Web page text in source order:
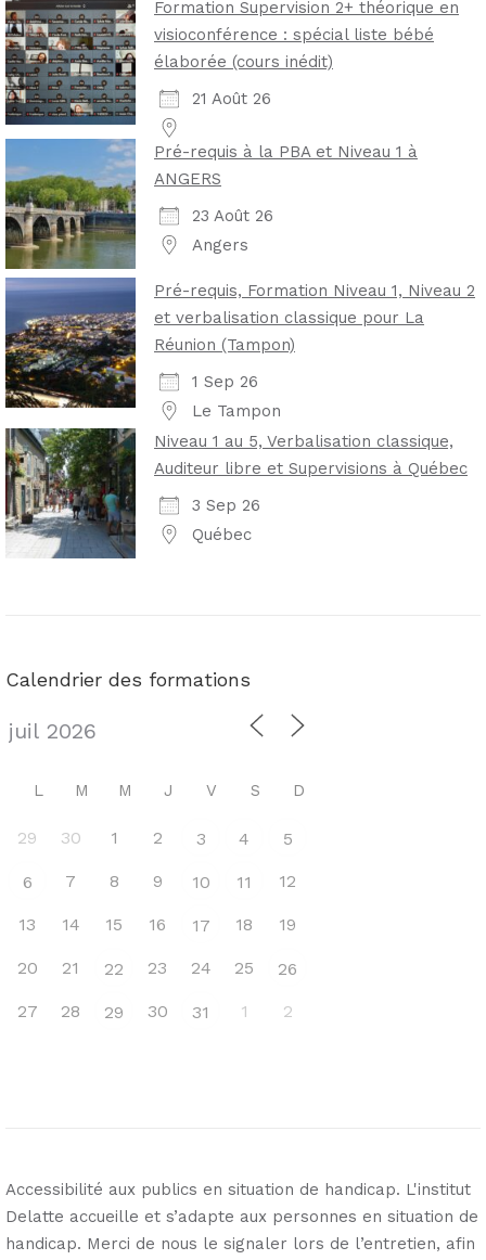
Formation Supervision 2+ théorique en
visioconférence : spécial liste bébé
élaborée (cours inédit)
21 Août 26
Pré-requis à la PBA et Niveau 1 à
ANGERS
23 Août 26
Angers
Pré-requis, Formation Niveau 1, Niveau 2
et verbalisation classique pour La
Réunion (Tampon)
1 Sep 26
Le Tampon
Niveau 1 au 5, Verbalisation classique,
Auditeur libre et Supervisions à Québec
3 Sep 26
Québec
Calendrier des formations
L M M J V S D
29 30 1 2 3 4 5
6 7 8 9 10 11 12
13 14 15 16 17 18 19
20 21 22 23 24 25 26
27 28 29 30 31 1 2
Accessibilité aux publics en situation de handicap. L'institut
Delatte accueille et s’adapte aux personnes en situation de
handicap. Merci de nous le signaler lors de l’entretien, afin